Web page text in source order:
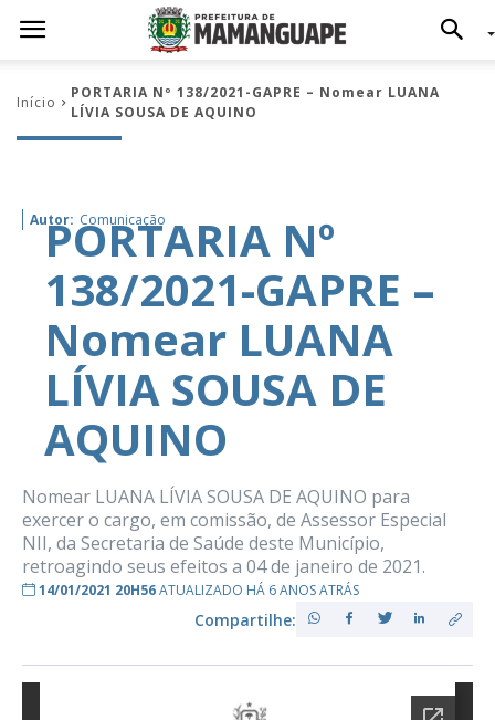
Início
PORTARIA Nº 138/2021-GAPRE – Nomear LUANA
LÍVIA SOUSA DE AQUINO
Autor: Comunicação
PORTARIA Nº
138/2021-GAPRE –
Nomear LUANA
LÍVIA SOUSA DE
AQUINO
Nomear LUANA LÍVIA SOUSA DE AQUINO para
exercer o cargo, em comissão, de Assessor Especial
NII, da Secretaria de Saúde deste Município,
retroagindo seus efeitos a 04 de janeiro de 2021.
14/01/2021 20H56ATUALIZADO HÁ 6 ANOS ATRÁS
Compartilhe: